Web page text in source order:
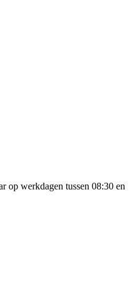
op werkdagen tussen 08:30 en